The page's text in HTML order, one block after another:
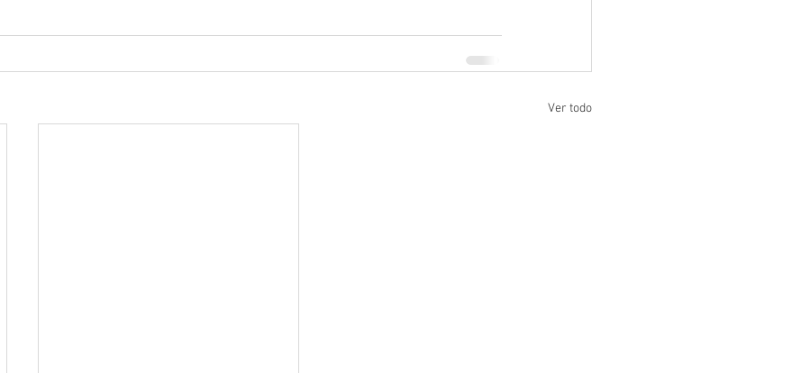
Ver todo